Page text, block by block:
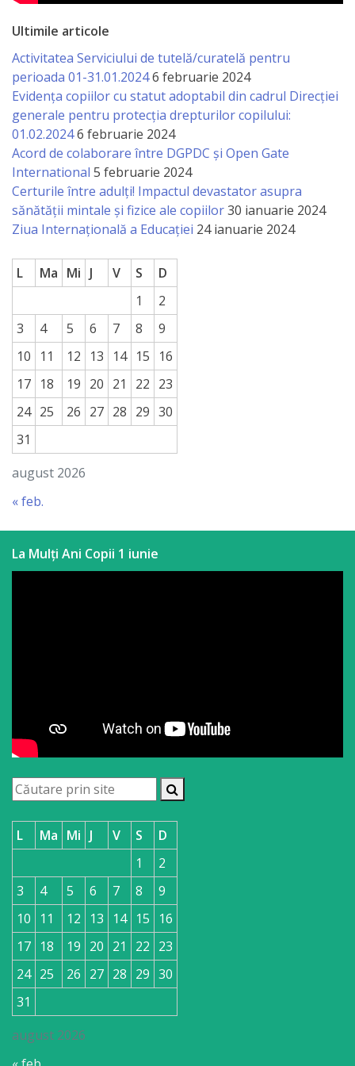
a
paginii
web
Contacte
Ultimile articole
Activitatea Serviciului de tutelă/curatelă pentru
perioada 01-31.01.20246 februarie 2024
Evidența copiilor cu statut adoptabil din cadrul Direcției
generale pentru protecția drepturilor copilului:
01.02.20246 februarie 2024
Acord de colaborare între DGPDC și Open Gate
International 5 februarie 2024
Certurile între adulți! Impactul devastator asupra
sănătății mintale și fizice ale copiilor30 ianuarie 2024
Ziua Internațională a Educației 24 ianuarie 2024
august 2026
L Ma Mi J V S
D
1
2
3
4 5 6 7 8
9
10
11 12 13 14 15
16
17 18 19 20 21 22 23
24 25 26 27 28 29 30
31
« feb.
La Mulți Ani Copii 1 iunie
august 2026
L Ma Mi J V S
D
1
2
3
4 5 6 7 8
9
10
11 12 13 14 15
16
17 18 19 20 21 22 23
24 25 26 27 28 29 30
31